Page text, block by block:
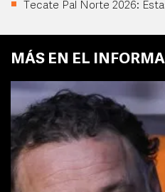
Tecate Pal Norte 2026:
MÁS EN EL